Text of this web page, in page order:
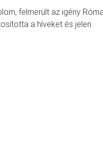
felmerült az igény
a híveket és jelen